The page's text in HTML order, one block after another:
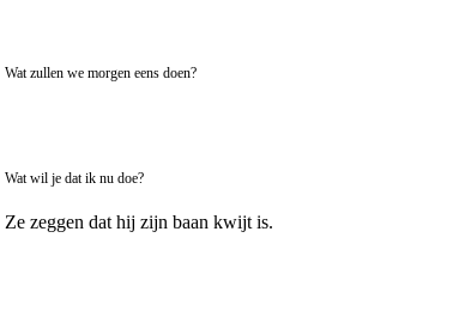
Wat zullen we morgen eens doen?
Wat wil je dat ik nu doe?
Ze zeggen dat hij zijn baan kwijt is.